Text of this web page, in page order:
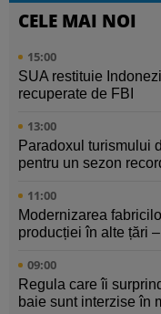
CELE MAI NOI
15:00
SUA restituie
recuperate de FBI
13:00
Paradoxul turismului
pentru un sezon
11:00
Modernizarea
producției în alte țări
09:00
Regula care îi
baie sunt interzise în